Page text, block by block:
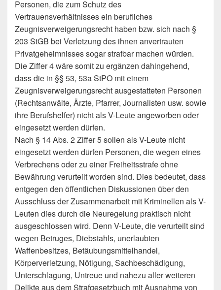
Personen, die zum Schutz des
Vertrauensverhältnisses ein berufliches
Zeugnisverweigerungsrecht haben bzw. sich nach §
203 StGB bei Verletzung des ihnen anvertrauten
Privatgeheimnisses sogar strafbar machen würden.
Die Ziffer 4 wäre somit zu ergänzen dahingehend,
dass die in §§ 53, 53a StPO mit einem
Zeugnisverweigerungsrecht ausgestatteten Personen
(Rechtsanwälte, Ärzte, Pfarrer, Journalisten usw. sowie
ihre Berufshelfer) nicht als V-Leute angeworben oder
eingesetzt werden dürfen.
Nach § 14 Abs. 2 Ziffer 5 sollen als V-Leute nicht
eingesetzt werden dürfen Personen, die wegen eines
Verbrechens oder zu einer Freiheitsstrafe ohne
Bewährung verurteilt worden sind. Dies bedeutet, dass
entgegen den öffentlichen Diskussionen über den
Ausschluss der Zusammenarbeit mit Kriminellen als V-
Leuten dies durch die Neuregelung praktisch nicht
ausgeschlossen wird. Denn V-Leute, die verurteilt sind
wegen Betruges, Diebstahls, unerlaubten
Waffenbesitzes, Betäubungsmittelhandel,
Körperverletzung, Nötigung, Sachbeschädigung,
Unterschlagung, Untreue und nahezu aller weiteren
Delikte aus dem Strafgesetzbuch mit Ausnahme von